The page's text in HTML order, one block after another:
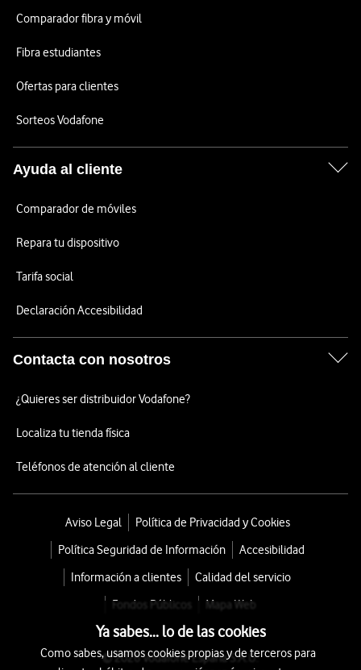
Comparador fibra y móvil
Fibra estudiantes
Ofertas para clientes
Sorteos Vodafone
Ayuda al cliente
Comparador de móviles
Repara tu dispositivo
Tarifa social
Declaración Accesibilidad
Contacta con nosotros
¿Quieres ser distribuidor Vodafone?
Localiza tu tienda física
Teléfonos de atención al cliente
Aviso Legal
Política de Privacidad y Cookies
Política Seguridad de Información
Accesibilidad
Información a clientes
Calidad del servicio
Fondos Públicos
Mapa Web
© 2026 Vodafone España S.A.U.
Ya sabes... lo de las cookies
Como sabes, usamos cookies propias y de terceros para